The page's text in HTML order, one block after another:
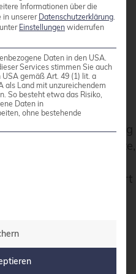
z.B. mit
gepatcht werden.
genannten
Quickfix. Wer langfristig
verwenden möchte,
alternatives Helm-Chart
sich mit den
aber für den
Informationen über die
in unserer Datenschutzerklärung
Einstellungen widerrufen
Daten in den USA.
Services stimmen Sie auch
gemäß Art. 49 (1) lit. a
als Land mit unzureichendem
So besteht etwa das Risiko,
Daten in
ohne bestehende
Gruppen, für die